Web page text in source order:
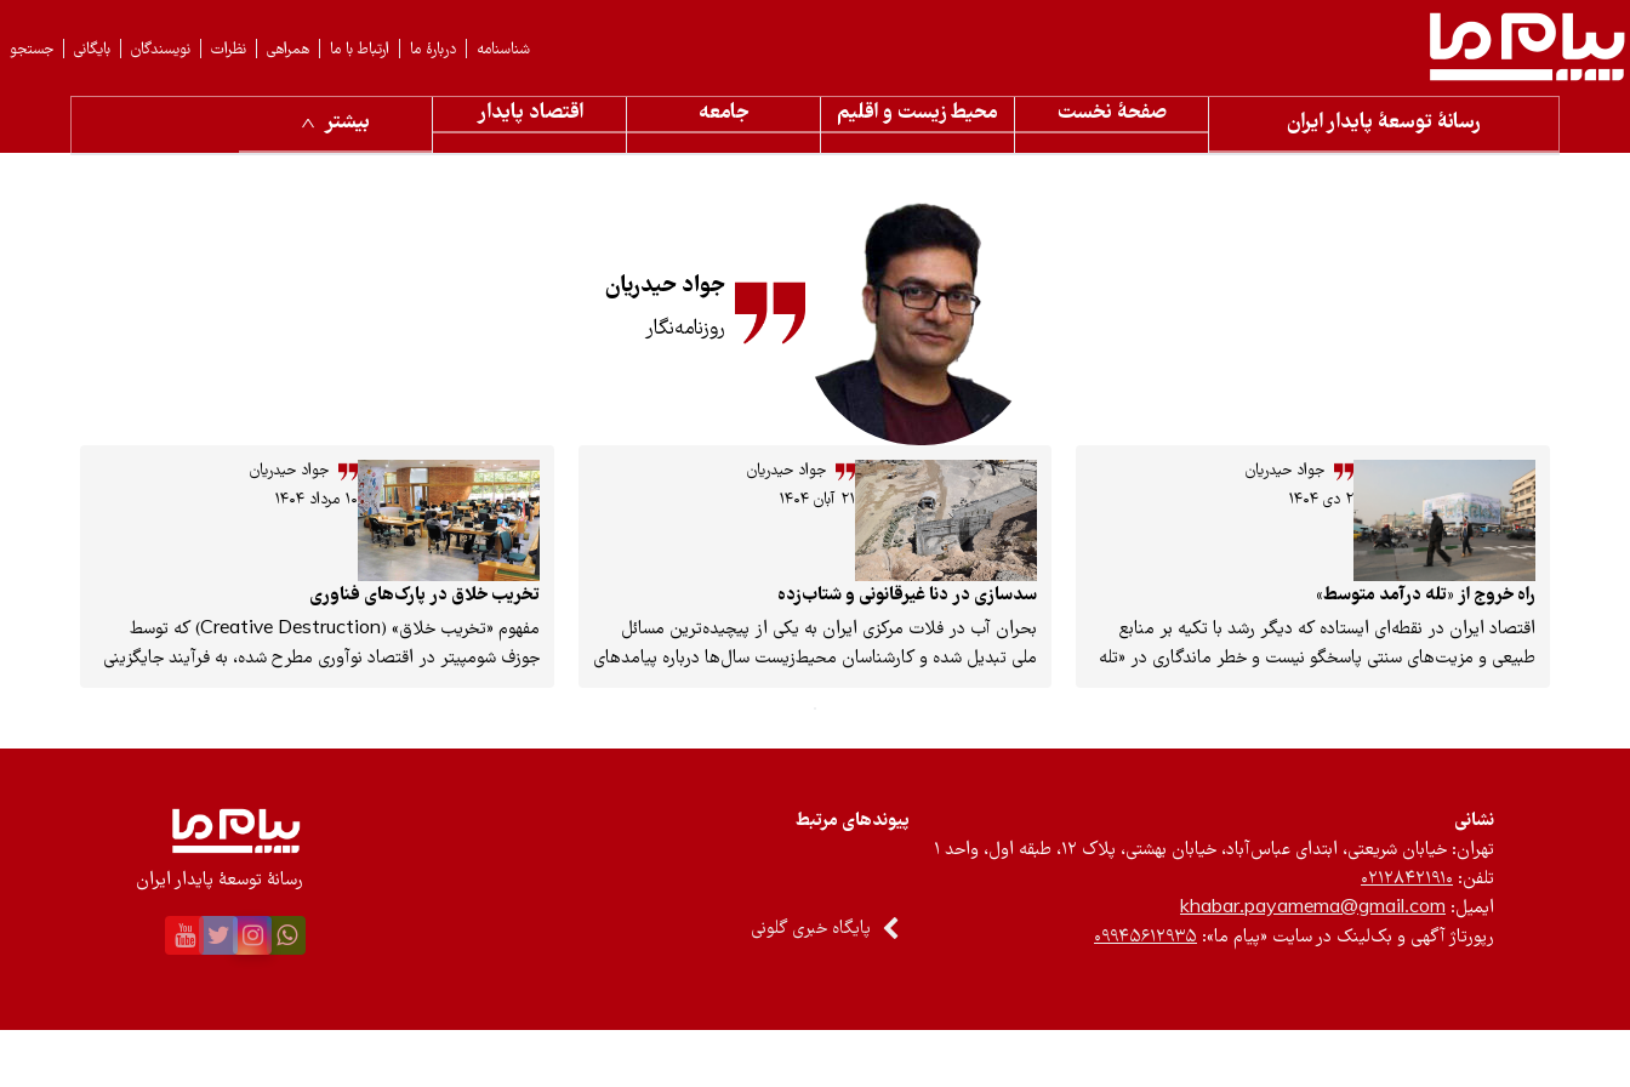
جستجو بایگانی نویسندگان نظرات همراهی ارتباط با ما دربارهٔ ما شناسنامه
رسانۀ توسعۀ پایدار ایران صفحۀ نخست محیط زیست و اقلیم جامعه اقتصاد پایدار بیشتر
جواد حیدریان
روزنامه‌نگار
جواد حیدریان
۲ دی ۱۴۰۴
راه خروج از «تله درآمد متوسط»
اقتصاد ایران در نقطه‌ای ایستاده که دیگر رشد با تکیه بر منابع
طبیعی و مزیت‌های سنتی پاسخگو نیست و خطر ماندگاری در «تله
رویداد ملی اقتصاد نوآوری و فناوری در دانشگاه خوارزمی با نقد
پارادایم بنیادین به‌سوی اقتصاد دانش‌بنیان و نوآورانه ممکن
جواد حیدریان
۲۱ آبان ۱۴۰۴
سدسازی در دنا غیرقانونی و شتاب‌زده
بحران آب در فلات مرکزی ایران به یکی از پیچیده‌ترین مسائل
ملی تبدیل شده و کارشناسان محیط‌زیست سال‌ها درباره پیامدهای
ماندگان و کوهرنگ۳ موجی از انتقاد و نگرانی را در میان
نماینده مردم بویراحمد، دنا و مارگون در مجلس شورای اسلامی،
به‌عنوان یکی از معدود صداهای مستقل و علمی در دفاع از حقوق
جواد حیدریان
۱۰ مرداد ۱۴۰۴
تخریب خلاق در پارک‌های فناوری
مفهوم «تخریب خلاق» (Creative Destruction) که توسط
جوزف شومپیتر در اقتصاد نوآوری مطرح شده، به فرآیند جایگزینی
ثروت، رقابت‌پذیری و کارایی ساختاری را فراهم می‌سازد. بر پایه
فرآیند را ایفا کنند. پارک‌ها نهادهای توسعه‌محور هستند که
می‌توانند با مدیریت هوشمندانه و فعال‌سازی ظرفیت‌های
منطقه‌ای، به قطب تولید ثروت از علم و فناوری تبدیل شوند.
پارک‌ها باید حامل نوعی «بازتعریف خلاقانه نقش سنتی دولت و
نشانی
تهران: خیابان شریعتی، ابتدای عباس‌آباد، خیابان بهشتی، پلاک ۱۲، طبقه اول، واحد ۱
تلفن: ۰۲۱۲۸۴۲۱۹۱۰
ایمیل: khabar.payamema@gmail.com
رپورتاژ آگهی و بک‌لینک در سایت «پیام ما»: ۰۹۹۴۵۶۱۲۹۳۵
پیوندهای مرتبط
پایگاه خبری گلونی
رسانۀ توسعۀ پایدار ایران